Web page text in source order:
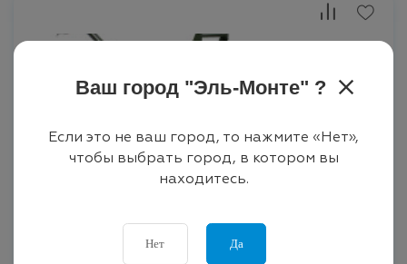
Ваш город "Эль-Монте" ?
Если это не ваш город, то нажмите «Нет»,
чтобы выбрать город, в котором вы
находитесь.
Нет Да